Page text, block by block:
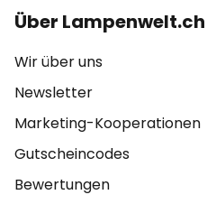
Über Lampenwelt.ch
Wir über uns
Newsletter
Marketing-Kooperationen
Gutscheincodes
Bewertungen